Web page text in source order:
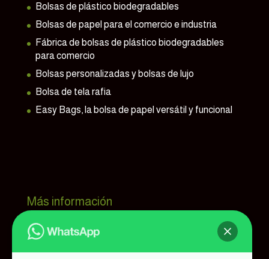
Bolsas de plástico biodegradables
Bolsas de papel para el comercio e industria
Fábrica de bolsas de plástico biodegradables
para comercio
Bolsas personalizadas y bolsas de lujo
Bolsa de tela rafia
Easy Bags, la bolsa de papel versátil y funcional
Más información
Contactar